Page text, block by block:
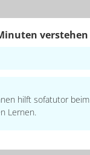
verstehen
hilft sofatutor beim
Lernen.